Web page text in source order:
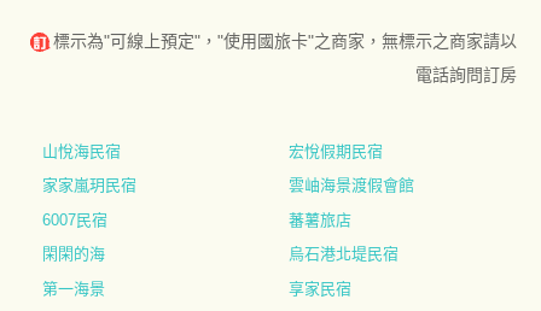
標示為"可線上預定"，"使用國旅卡"之商家，無標示之商家請以
電話詢問訂房
山悅海民宿
宏悅假期民宿
家家嵐玥民宿
雲岫海景渡假會館
6007民宿
蕃薯旅店
閑閑的海
烏石港北堤民宿
第一海景
享家民宿